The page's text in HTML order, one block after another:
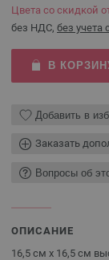
Цвета со скидкой
без НДС, без учета
В
Добавить в
Заказать
Вопросы об
ОПИСАНИЕ
16,5 см x 16,5 см